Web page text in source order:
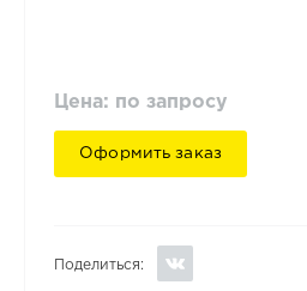
Цена: по запросу
Оформить заказ
Поделиться: